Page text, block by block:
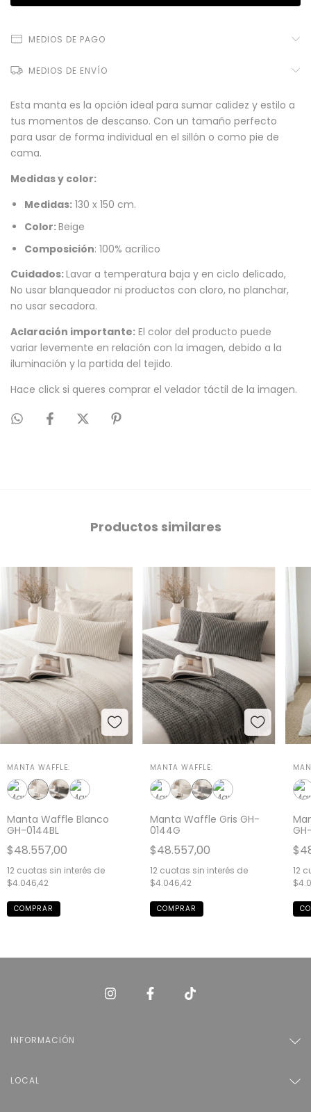
MEDIOS DE PAGO
MEDIOS DE ENVÍO
Esta manta es la opción ideal para sumar calidez y estilo a
tus momentos de descanso. Con un tamaño perfecto
para usar de forma individual en el sillón o como pie de
cama.
Medidas y color:
Medidas: 130 x 150 cm.
Color:Beige
Composición: 100% acrílico
Cuidados:Lavar a temperatura baja y en ciclo delicado,
No usar blanqueador ni productos con cloro, no planchar,
no usar secadora.
Aclaración importante: El color del producto puede
variar levemente en relación con la imagen, debido a la
iluminación y la partida del tejido.
Hace click si queres comprar el velador táctil de la imagen.
Productos similares
MANTA WAFFLE:
Manta Waffle Blanco
GH-0144BL
$48.557,00
12 cuotas sin interés de
$4.046,42
MANTA WAFFLE:
Manta Waffle Gris GH-
0144G
$48.557,00
12 cuotas sin interés de
$4.046,42
12
INFORMACIÓN
LOCAL